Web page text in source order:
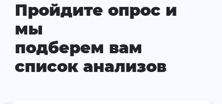
Пройдите опрос и
мы
подберем вам
список анализов